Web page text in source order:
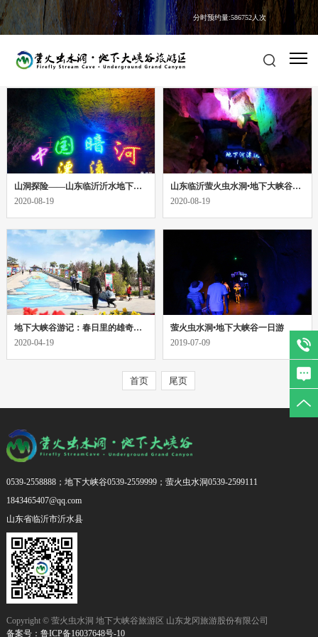
分时预约量:586752人次
游记锦囊 美食民宿 交通指南
山洞探险——山东临沂沂水地下大峡谷游记
2020-08-19
山东临沂萤火虫水洞•地下大峡谷一日游（游记+攻略）
2020-08-19
地下大峡谷游记：春日里的雄奇画卷！
2020-04-19
萤火虫水洞•地下大峡谷一日游
2019-07-09
首页 尾页
0539-2558888；地下大峡谷0539-2559999；萤火虫水洞0539-2599111
1843465407@qq.com
山东省临沂市沂水县
Copyright © 萤火虫水洞 地下大峡谷旅游区 山东龙冈旅游股份有限公司
备案号：鲁ICP备16037648号-10